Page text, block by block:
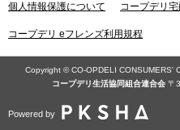
個人情報保護について コープデリ
コープデリ eフレンズ利用規程
Copyright © CO-OPDELI CONSUMERS'
コープデリ⽣活協同組合連合会〒
Powered by